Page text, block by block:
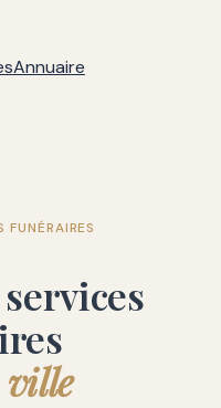
Annuaire
FUNÉRAIRES
ville